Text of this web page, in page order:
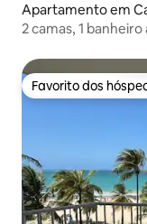
Apartamento em
2 camas, 1
Favorito dos
Favorito dos